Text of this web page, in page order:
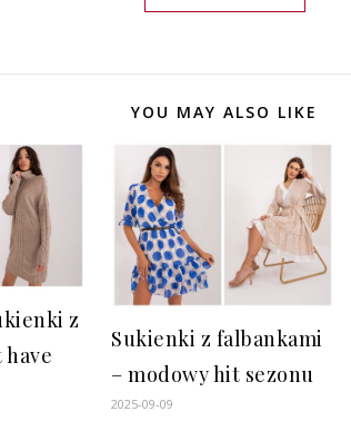
YOU MAY ALSO LIKE
z
Sukienki z falbankami
– modowy hit sezonu
2025-09-09